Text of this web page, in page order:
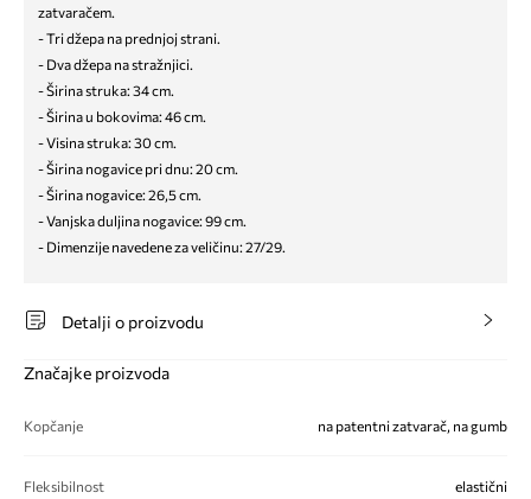
zatvaračem.
- Tri džepa na prednjoj strani.
- Dva džepa na stražnjici.
- Širina struka: 34 cm.
- Širina u bokovima: 46 cm.
- Visina struka: 30 cm.
- Širina nogavice pri dnu: 20 cm.
- Širina nogavice: 26,5 cm.
- Vanjska duljina nogavice: 99 cm.
- Dimenzije navedene za veličinu: 27/29.
Detalji o proizvodu
Značajke proizvoda
Kopčanje na patentni zatvarač, na gumb
Fleksibilnost elastični